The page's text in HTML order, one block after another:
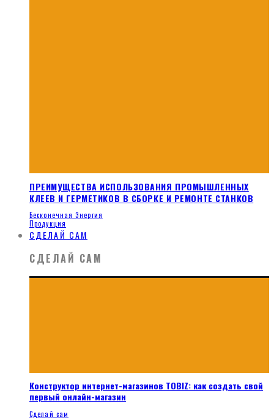
ПРЕИМУЩЕСТВА ИСПОЛЬЗОВАНИЯ ПРОМЫШЛЕННЫХ
КЛЕЕВ И ГЕРМЕТИКОВ В СБОРКЕ И РЕМОНТЕ СТАНКОВ
Бесконечная Энергия
Продукция
СДЕЛАЙ САМ
СДЕЛАЙ САМ
Конструктор интернет-магазинов TOBIZ: как создать свой
первый онлайн-магазин
Сделай сам